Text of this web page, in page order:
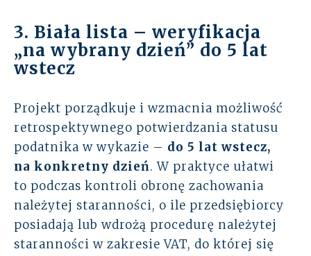
3. Biała lista – weryfikacja
„na wybrany dzień” do 5 lat
wstecz
Projekt porządkuje i wzmacnia możliwość
retrospektywnego potwierdzania statusu
podatnika w wykazie – do 5 lat wstecz,
na konkretny dzień. W praktyce ułatwi
to podczas kontroli obronę zachowania
należytej staranności, o ile przedsiębiorcy
posiadają lub wdrożą procedurę należytej
staranności w zakresie VAT, do której się